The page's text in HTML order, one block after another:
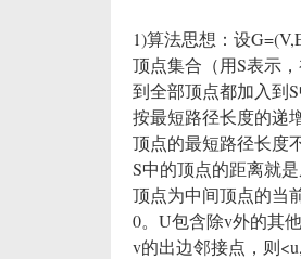
1)算法思想：设
顶点集合（用S表示
到全部顶点都加入到
按最短路径长度的递
顶点的最短路径长度
S中的顶点的距离就
顶点为中间顶点的当
0。U包含除v外的其
v的出边邻接点，则